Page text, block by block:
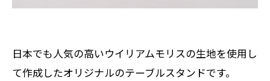
日本でも人気の高いウイリアムモリスの生地を使用し
て作成したオリジナルのテーブルスタンドです。